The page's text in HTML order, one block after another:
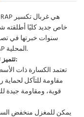
خاص جديد كليًا أطلقته
سنوات خبرتها في
مراعاة خصوصية طرق الحصول على مواد RAP المحلية.
تتميز تقنية التكسير والغربلة بالدرفلة بالمزايا التالية:
مقاومة للتآكل
قوية، ومقاومة جيدة
2. يمكن للمغزل منخفض